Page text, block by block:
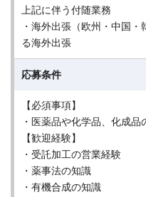
上記に伴う付随業務
・海外出張（欧州・中国
る海外出張
応募条件
【必須事項】
・医薬品や化学品、化成品
【歓迎経験】
・受託加工の営業経験
・薬事法の知識
・有機合成の知識